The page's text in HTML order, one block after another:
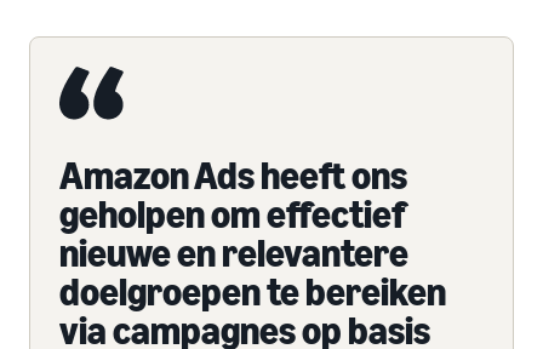
Amazon Ads heeft ons
geholpen om effectief
nieuwe en relevantere
doelgroepen te bereiken
via campagnes op basis